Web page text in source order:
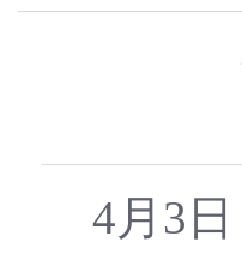
4月3